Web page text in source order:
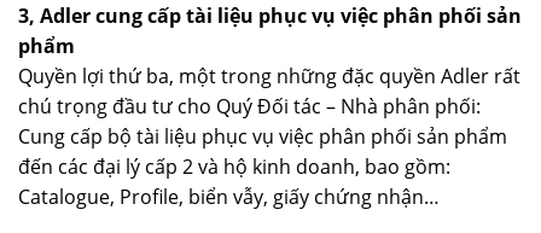
3, Adler cung cấp tài liệu phục vụ việc phân phối sản
phẩm
Quyền lợi thứ ba, một trong những đặc quyền Adler rất
chú trọng đầu tư cho Quý Đối tác – Nhà phân phối:
Cung cấp bộ tài liệu phục vụ việc phân phối sản phẩm
đến các đại lý cấp 2 và hộ kinh doanh, bao gồm:
Catalogue, Profile, biển vẫy, giấy chứng nhận…